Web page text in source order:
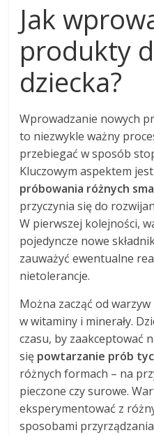
Jak
produkty
dziecka?
Wprowadzanie nowych
to niezwykle ważny
przebiegać w sposób
Kluczowym aspektem jest
próbowania różnych
przyczynia się do
W pierwszej kolejności,
pojedyncze nowe
zauważyć ewentualne
nietolerancje.
Można zacząć od
w witaminy i minerały.
czasu, by zaakceptować
się powtarzanie prób
różnych formach – na
pieczone czy surowe.
eksperymentować z
sposobami